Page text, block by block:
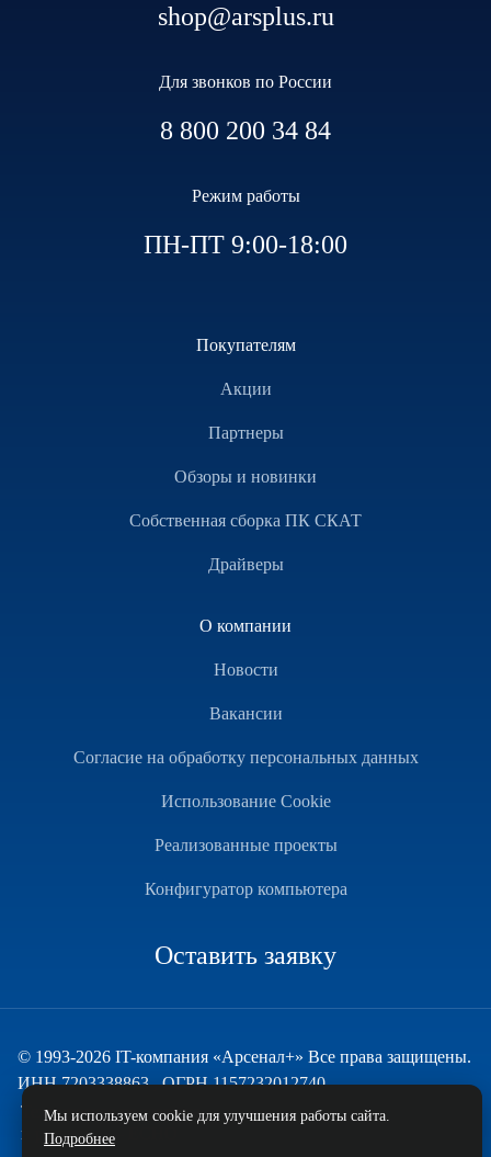
shop@arsplus.ru
Для звонков по России
8 800 200 34 84
Режим работы
ПН-ПТ 9:00-18:00
Покупателям
Акции
Партнеры
Обзоры и новинки
Собственная сборка ПК СКАТ
Драйверы
О компании
Новости
Вакансии
Согласие на обработку персональных данных
Использование Cookie
Реализованные проекты
Конфигуратор компьютера
Оставить заявку
© 1993-2026 IT-компания «Арсенал+» Все права защищены.
ИНН 7203338863 , ОГРН 1157232012740
Техническая поддержка
и развитие — ECHO
Мы используем cookie для улучшения работы сайта.
Подробнее